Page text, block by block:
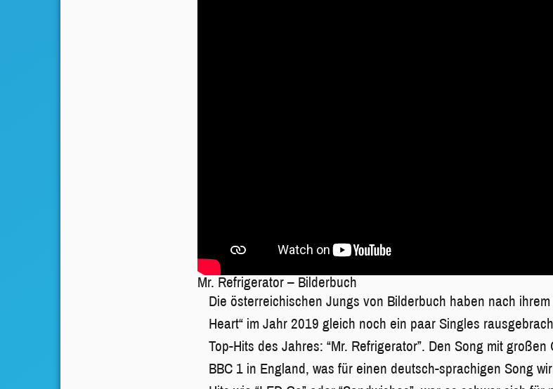
Mr. Refrigerator – Bilderbuch
Die österreichischen Jungs von Bilderbuch haben nach
Heart“ im Jahr 2019 gleich noch ein paar Singles
Top-Hits des Jahres: “Mr. Refrigerator”. Den Song mit
BBC 1 in England, was für einen deutsch-sprachigen Song